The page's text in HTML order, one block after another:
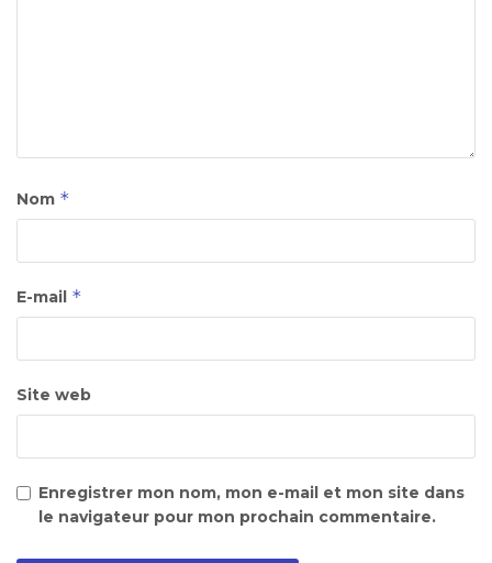
Nom *
E-mail *
Site web
Enregistrer mon nom, mon e-mail et mon site dans
le navigateur pour mon prochain commentaire.